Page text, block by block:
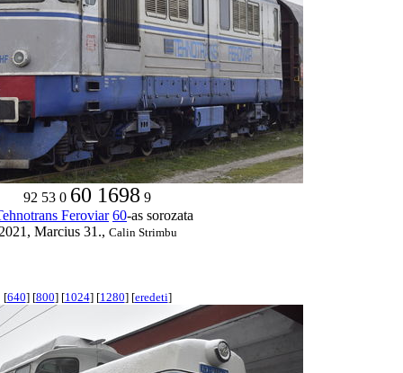
92 53 0 60 1698 9
Feroviar 60-as sorozata
Marcius 31., Calin Strimbu
[640] [800] [1024] [1280] [eredeti]